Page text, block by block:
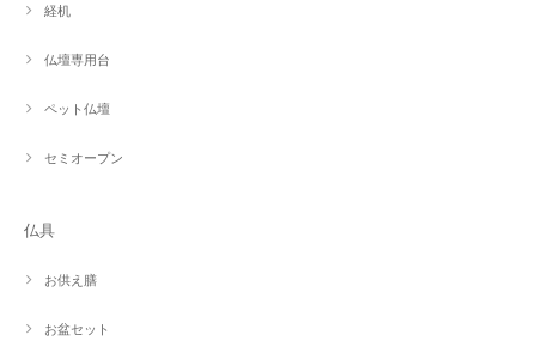
経机
仏壇専用台
ペット仏壇
セミオープン
仏具
お供え膳
お盆セット